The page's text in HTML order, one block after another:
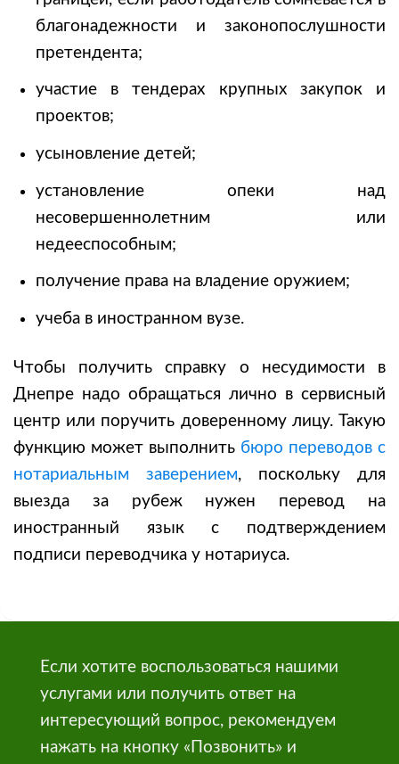
благонадежности и законопослушности
претендента;
участие в тендерах крупных закупок и
проектов;
усыновление детей;
установление опеки над
несовершеннолетним или
недееспособным;
получение права на владение оружием;
учеба в иностранном вузе.
Чтобы получить справку о несудимости в
Днепре надо обращаться лично в сервисный
центр или поручить доверенному лицу. Такую
функцию может выполнить бюро переводов с
нотариальным заверением, поскольку для
выезда за рубеж нужен перевод на
иностранный язык с подтверждением
подписи переводчика у нотариуса.
Если хотите воспользоваться нашими
услугами или получить ответ на
интересующий вопрос, рекомендуем
нажать на кнопку «Позвонить» и